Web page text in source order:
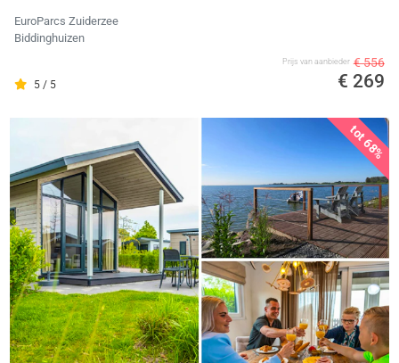
EuroParcs Zuiderzee
Biddinghuizen
5 / 5
Prijs van aanbieder € 556
€ 269
tot 68%